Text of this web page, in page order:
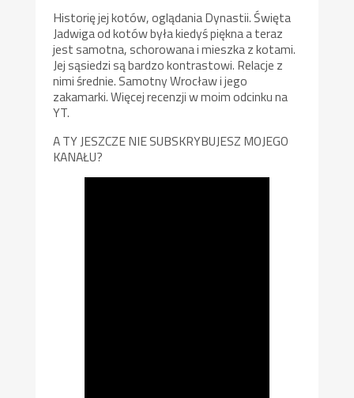
Historię jej kotów, oglądania Dynastii. Święta
Jadwiga od kotów była kiedyś piękna a teraz
jest samotna, schorowana i mieszka z kotami.
Jej sąsiedzi są bardzo kontrastowi. Relacje z
nimi średnie. Samotny Wrocław i jego
zakamarki. Więcej recenzji w moim odcinku na
YT.
A TY JESZCZE NIE SUBSKRYBUJESZ MOJEGO
KANAŁU?